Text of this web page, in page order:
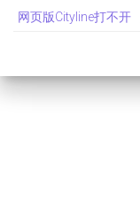
网页版Cityline打不开